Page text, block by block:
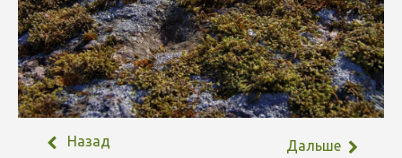
Назад
Дальше